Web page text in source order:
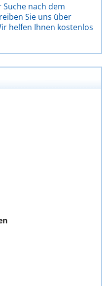
nach dem
Sie uns über
helfen Ihnen kostenlos